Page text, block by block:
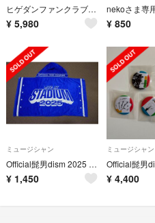
ヒゲダンファンクラブ限定ベースボールシャツ
¥ 5,980 ¥ 850
ミュージシャン
Official髭男dism 2025 フード付き ビッグタオル ヒゲダン
¥ 1,450
ミュージシャン
¥ 4,400